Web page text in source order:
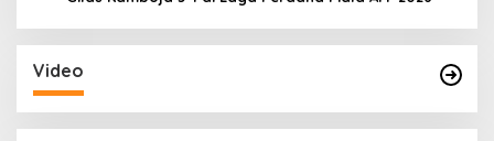
Video